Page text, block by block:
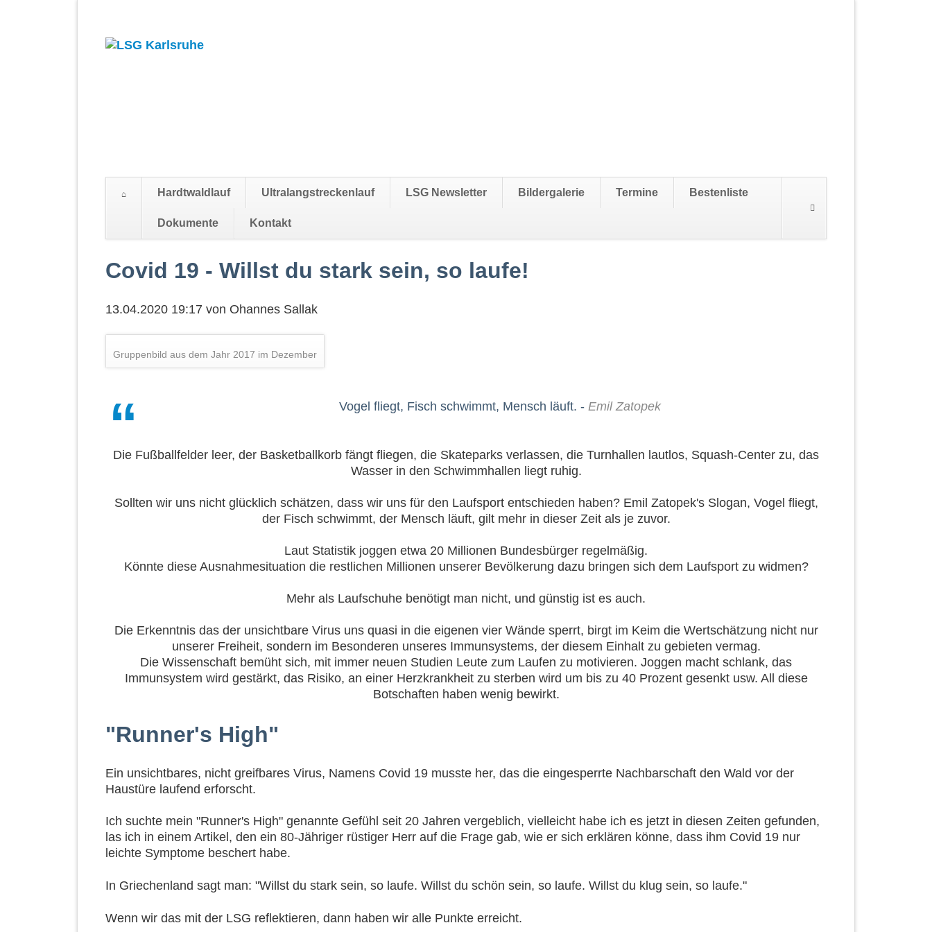
überspringen
Hardtwaldlauf Ultralangstreckenlauf LSG Newsletter Bildergalerie Termine Bestenliste
Dokumente Kontakt
überspringen
Covid 19 - Willst du stark sein, so laufe!
13.04.2020 19:17 von Ohannes Sallak
Gruppenbild aus dem Jahr 2017 im Dezember
Vogel fliegt, Fisch schwimmt, Mensch läuft. - Emil Zatopek
Die Fußballfelder leer, der Basketballkorb fängt fliegen, die Skateparks verlassen, die Turnhallen lautlos, Squash-Center zu, das
Wasser in den Schwimmhallen liegt ruhig.
Sollten wir uns nicht glücklich schätzen, dass wir uns für den Laufsport entschieden haben? Emil Zatopek's Slogan, Vogel fliegt,
der Fisch schwimmt, der Mensch läuft, gilt mehr in dieser Zeit als je zuvor.
Laut Statistik joggen etwa 20 Millionen Bundesbürger regelmäßig.
Könnte diese Ausnahmesituation die restlichen Millionen unserer Bevölkerung dazu bringen sich dem Laufsport zu widmen?
Mehr als Laufschuhe benötigt man nicht, und günstig ist es auch.
Die Erkenntnis das der unsichtbare Virus uns quasi in die eigenen vier Wände sperrt, birgt im Keim die Wertschätzung nicht nur
unserer Freiheit, sondern im Besonderen unseres Immunsystems, der diesem Einhalt zu gebieten vermag.
Die Wissenschaft bemüht sich, mit immer neuen Studien Leute zum Laufen zu motivieren. Joggen macht schlank, das
Immunsystem wird gestärkt, das Risiko, an einer Herzkrankheit zu sterben wird um bis zu 40 Prozent gesenkt usw. All diese
Botschaften haben wenig bewirkt.
"Runner's High"
Ein unsichtbares, nicht greifbares Virus, Namens Covid 19 musste her, das die eingesperrte Nachbarschaft den Wald vor der
Haustüre laufend erforscht.
Ich suchte mein "Runner's High" genannte Gefühl seit 20 Jahren vergeblich, vielleicht habe ich es jetzt in diesen Zeiten gefunden,
las ich in einem Artikel, den ein 80-Jähriger rüstiger Herr auf die Frage gab, wie er sich erklären könne, dass ihm Covid 19 nur
leichte Symptome beschert habe.
In Griechenland sagt man: "Willst du stark sein, so laufe. Willst du schön sein, so laufe. Willst du klug sein, so laufe."
Wenn wir das mit der LSG reflektieren, dann haben wir alle Punkte erreicht.